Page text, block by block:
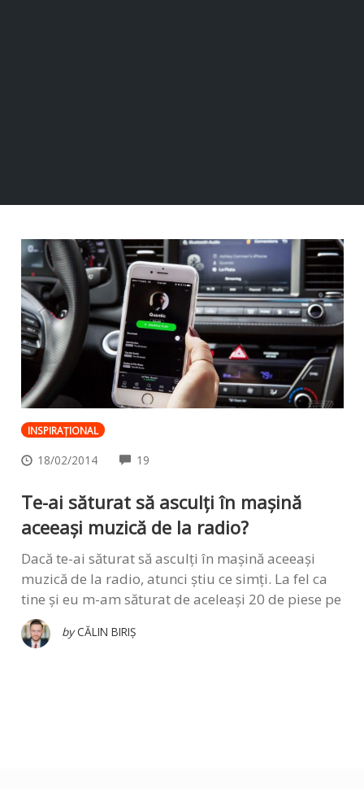
INSPIRAŢIONAL
18/02/2014 19
Te-ai săturat să asculți în mașină
aceeași muzică de la radio?
Dacă te-ai săturat să asculți în mașină aceeași
muzică de la radio, atunci știu ce simți. La fel ca
tine și eu m-am săturat de aceleași 20 de piese pe
by CĂLIN BIRIȘ